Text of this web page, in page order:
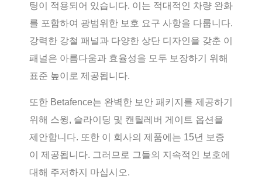
팅이 적용되어 있습니다. 이는 적대적인 차량 완화
를 포함하여 광범위한 보호 요구 사항을 다룹니다.
강력한 강철 패널과 다양한 상단 디자인을 갖춘 이
패널은 아름다움과 효율성을 모두 보장하기 위해
표준 높이로 제공됩니다.
또한 Betafence는 완벽한 보안 패키지를 제공하기
위해 스윙, 슬라이딩 및 캔틸레버 게이트 옵션을
제안합니다. 또한 이 회사의 제품에는 15년 보증
이 제공됩니다. 그러므로 그들의 지속적인 보호에
대해 주저하지 마십시오.